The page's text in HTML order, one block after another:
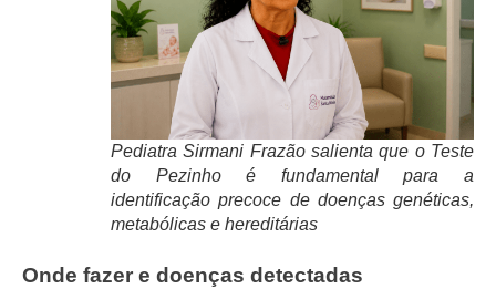
Pediatra Sirmani Frazão salienta que o Teste
do Pezinho é fundamental para a
identificação precoce de doenças genéticas,
metabólicas e hereditárias
Onde fazer e doenças detectadas